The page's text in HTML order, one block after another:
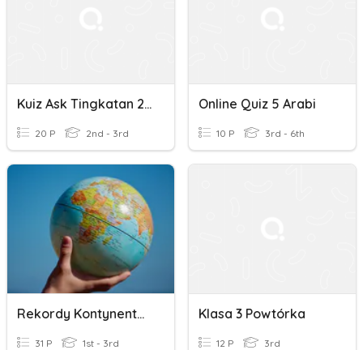
Kuiz Ask Tingkatan 2 Ibnu Arabi
20 P 2nd - 3rd
Online Quiz 5 Arabi
10 P 3rd - 6th
Rekordy Kontynentów - Największy, Najmniejszy, Najzimniejszy...
31 P 1st - 3rd
Klasa 3 Powtórka
12 P 3rd